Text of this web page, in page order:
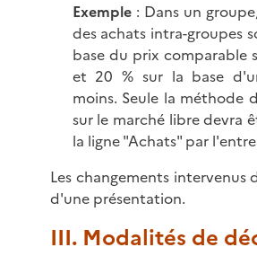
Exemple: Dans un
des achats intra-groupes
base du prix comparable
et 20 % sur la base
moins. Seule la méthode
sur le marché libre devra
la ligne "Achats" par
Les changements
d'une présentation.
III. Modalités de